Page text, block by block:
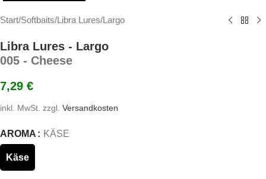
Start/Softbaits/Libra Lures/Largo
Libra Lures - Largo
005 - Cheese
7,29 €
inkl. MwSt. zzgl. Versandkosten
AROMA KÄSE
Käse